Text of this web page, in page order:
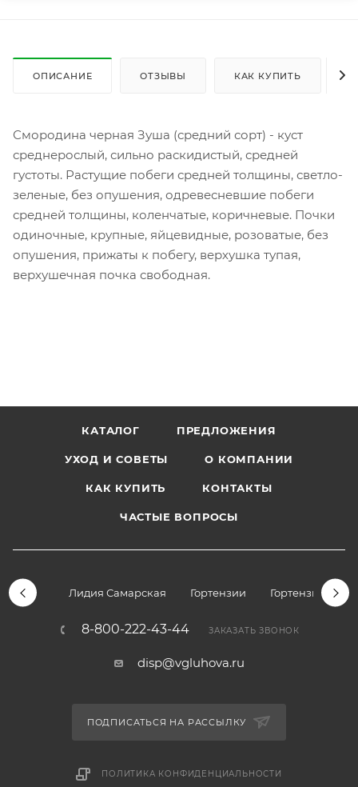
ОПИСАНИЕ ОТЗЫВЫ КАК КУПИТЬ
Смородина черная Зуша (средний сорт) - куст
среднерослый, сильно раскидистый, средней
густоты. Растущие побеги средней толщины, светло-
зеленые, без опушения, одревесневшие побеги
средней толщины, коленчатые, коричневые. Почки
одиночные, крупные, яйцевидные, розоватые, без
опушения, прижаты к побегу, верхушка тупая,
верхушечная почка свободная.
КАТАЛОГ ПРЕДЛОЖЕНИЯ
УХОД И СОВЕТЫ О КОМПАНИИ
КАК КУПИТЬ КОНТАКТЫ
ЧАСТЫЕ ВОПРОСЫ
Лидия Самарская Гортензии Гортензии
8-800-222-43-44 ЗАКАЗАТЬ ЗВОНОК
disp@vgluhova.ru
ПОДПИСАТЬСЯ НА РАССЫЛКУ
ПОЛИТИКА КОНФИДЕНЦИАЛЬНОСТИ